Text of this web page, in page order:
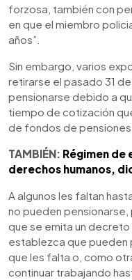
forzosa, también con
en que el miembro
años”.
Sin embargo, varios
retirarse el pasado 31
pensionarse debido a
tiempo de cotización
de fondos de pensiones.
TAMBIÉN: Régimen de
derechos humanos,
A algunos les faltan
no pueden
que se emita un
establezca que pueden
que les falta o, como
continuar trabajando